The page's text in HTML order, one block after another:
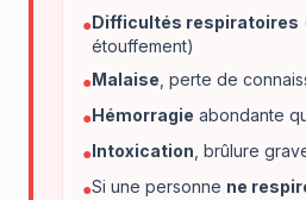
●Difficultés respiratoires
étouffement)
●Malaise , perte de
●Hémorragie abondante
●Intoxication , brûlure
●Si une personne ne